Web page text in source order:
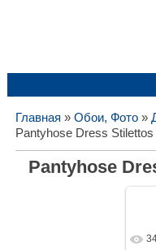
Главная » Обои, Фото»
Pantyhose Dress Stilettos
Pantyhose